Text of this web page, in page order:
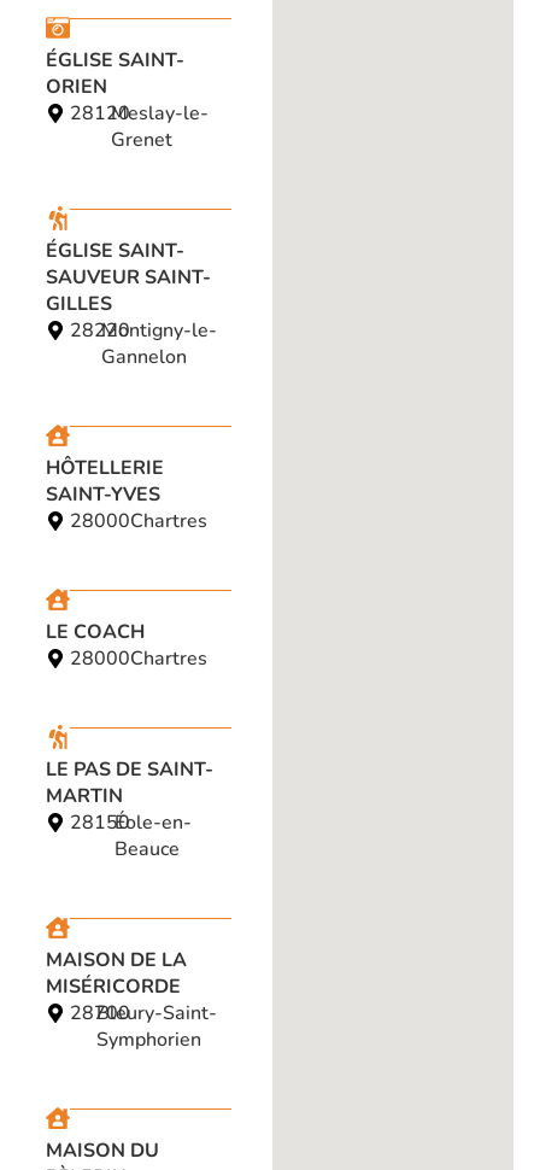
ÉGLISE SAINT-
ORIEN
28120Meslay-le-
Grenet
ÉGLISE SAINT-
SAUVEUR SAINT-
GILLES
28220Montigny-le-
Gannelon
HÔTELLERIE
SAINT-YVES
28000Chartres
LE COACH
28000Chartres
LE PAS DE SAINT-
MARTIN
28150Éole-en-
Beauce
MAISON DE LA
MISÉRICORDE
28700
Bleury-Saint-
Symphorien
MAISON DU